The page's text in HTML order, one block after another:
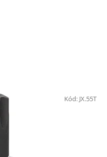
Kód: JX.55T